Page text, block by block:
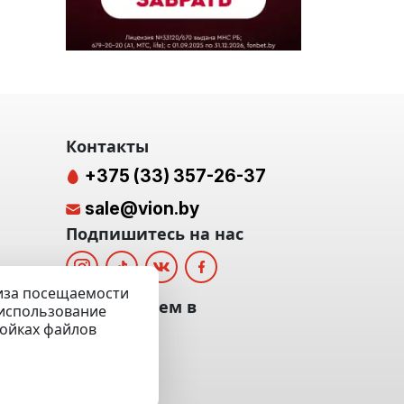
посещаемости
файлов
Контакты
+375 (33) 357-26-37
sale@vion.by
Подпишитесь на нас
Мы отвечаем в